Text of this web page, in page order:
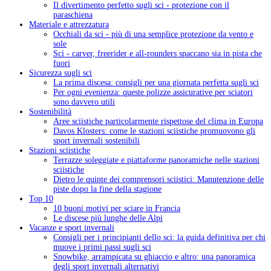
Il divertimento perfetto sugli sci - protezione con il
paraschiena
Materiale e attrezzatura
Occhiali da sci - più di una semplice protezione da vento e
sole
Sci - carver, freerider e all-rounders spaccano sia in pista che
fuori
Sicurezza sugli sci
La prima discesa: consigli per una giornata perfetta sugli sci
Per ogni evenienza: queste polizze assicurative per sciatori
sono davvero utili
Sostenibilità
Aree sciistiche particolarmente rispettose del clima in Europa
Davos Klosters: come le stazioni sciistiche promuovono gli
sport invernali sostenibili
Stazioni sciistiche
Terrazze soleggiate e piattaforme panoramiche nelle stazioni
sciistiche
Dietro le quinte dei comprensori sciistici: Manutenzione delle
piste dopo la fine della stagione
Top 10
10 buoni motivi per sciare in Francia
Le discese più lunghe delle Alpi
Vacanze e sport invernali
Consigli per i principianti dello sci: la guida definitiva per chi
muove i primi passi sugli sci
Snowbike, arrampicata su ghiaccio e altro: una panoramica
degli sport invernali alternativi